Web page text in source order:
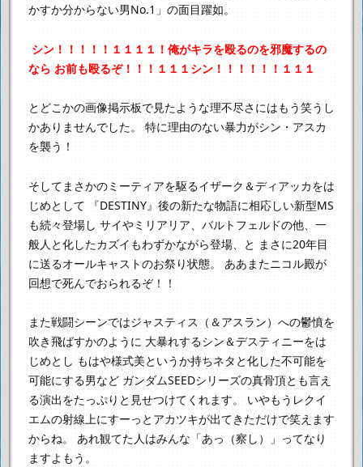
かすか分からない男No.1」の面目躍如。
シン！！！！！１１１１！俺がキラを殴るのを邪魔するの
なら お前も殴るぞ！！！１１１シン！！！！！！１１１
とどこかの画像掲示板で見たような理不尽さにはもう笑うし
かありませんでした。
特に理由のない暴力がシン・アスカ
を襲う！
そしてまさかのミーティアを駆るイザーク＆ディアッカをは
じめとして 『DESTINY』後の新たな物語に相応しい新型MS
も続々登場し サイやミリアリア、バルトフェルドの他、一
般人と化したカズイもわずかながら登場、と まさに20年目
に送るオールキャストのお祭り状態。
ああまたニコル殿が
回想で死んでおられるぞ！！
また戦闘シーンではジャスティス（＆アスラン）への鬱憤を
吹き飛ばすかのように 大暴れするシン＆デスティニーをは
じめとし もはや様式美というか持ちネタと化した不可能を
可能にする男など ガンダムSEEDシリーズの真骨頂とも言え
る演出をたっぷりと見せつけてくれます。
いやもうレクイ
エムの射線上にすーっとアカツキが出てきただけで笑えます
からね。
あれ観てた人はみんな「あっ（察し）」ってなり
ますよもう。